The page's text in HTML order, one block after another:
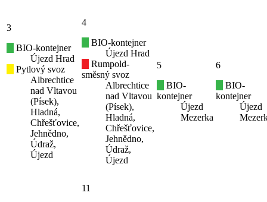
3
BIO-kontejner
Újezd Hrad
Pytlový svoz
Albrechtice
nad Vltavou
(Písek),
Hladná,
Chřešťovice,
Jehnědno,
Údraž,
Újezd
4
BIO-kontejner
Újezd Hrad
Rumpold-
směsný svoz
Albrechtice
nad Vltavou
(Písek),
Hladná,
Chřešťovice,
Jehnědno,
Údraž,
Újezd
5
BIO-
kontejner
Újezd
Mezerka
6
BIO-
kontejner
Újezd
11